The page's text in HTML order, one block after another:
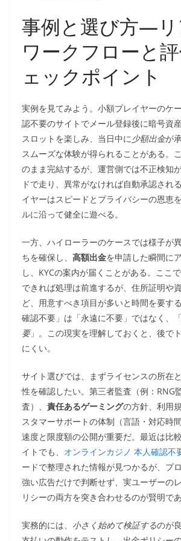
事例と選び方—
ワークフローと
ェックポイント
実例を見てみよう。小額プレイヤーのケ
認不要のサイトでメール登録後に暗号資
スロットを楽しみ、当日中に少額出金が
スムーズな体験が得られることがある。
のまま完結するが、運営側では不正検知
ドで走り、異常がなければ自動承認され
イヤーはスピードとプライバシーの恩恵
ルに沿って健全に遊べる。
一方、ハイローラーのケースでは様子が
ちを確保し、 高額出金を申請した瞬間に
し、KYCの案内が届くことがある。ここ
できれば処理は前進するが、住所証明や
ど、用意すべき項目が多いと時間を要す
確認不要」は「永遠に不要」ではなく、「
要」。この現実を理解しておくと、後で
にくい。
サイト選びでは、まずライセンスの所在
性を確認したい。第三者監査（例：RNG
査）、 責任あるゲーミングの方針、利用
スタマーサポートの体制（言語・対応時
速度と限度額の公開が重要だ。最近は比
イトでも、 オンラインカジノ 本人確認不
ードで整理された情報が見つかるが、プ
強い広告だけで判断せず、実ユーザーの
リシーの両方を突き合わせるのが賢明であ
実務的には、 小さく始めて検証するのが